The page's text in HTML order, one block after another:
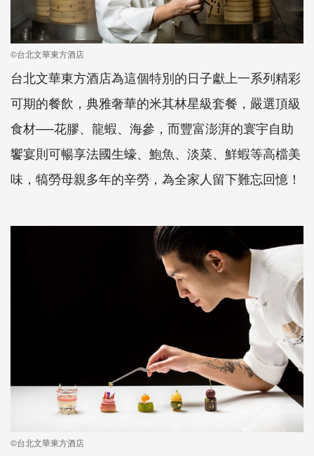
©台北文華東方酒店
台北文華東方酒店為這個特別的日子獻上一系列精彩
可期的餐飲，典雅奢華的米其林星級套餐，嚴選頂級
食材──花膠、龍蝦、海參，而豐富澎湃的寰宇自助
饗宴則可暢享法國生蠔、鮑魚、淡菜、鮮蝦等高檔美
味，犒勞母親多年的辛勞，為全家人留下難忘回憶！
©台北文華東方酒店